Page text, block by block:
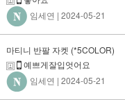
임세연 | 2024-05-21
마티니 반팔 자켓 (*5COLOR)
예쁘게잘입엇어요
임세연 | 2024-05-21